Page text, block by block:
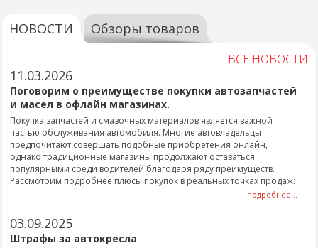
НОВОСТИ Обзоры товаров
ВСЕ НОВОСТИ
11.03.2026
Поговорим о преимуществе покупки автозапчастей
и масел в офлайн магазинах.
Покупка запчастей и смазочных материалов является важной
частью обслуживания автомобиля. Многие автовладельцы
предпочитают совершать подобные приобретения онлайн,
однако традиционные магазины продолжают оставаться
популярными среди водителей благодаря ряду преимуществ.
Рассмотрим подробнее плюсы покупок в реальных точках продаж:
подробнее...
03.09.2025
Штрафы за автокресла